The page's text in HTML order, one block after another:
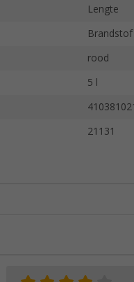
Lengte
Brandstof
rood
5 l
21131